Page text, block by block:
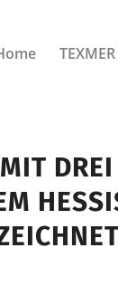
TEXMER